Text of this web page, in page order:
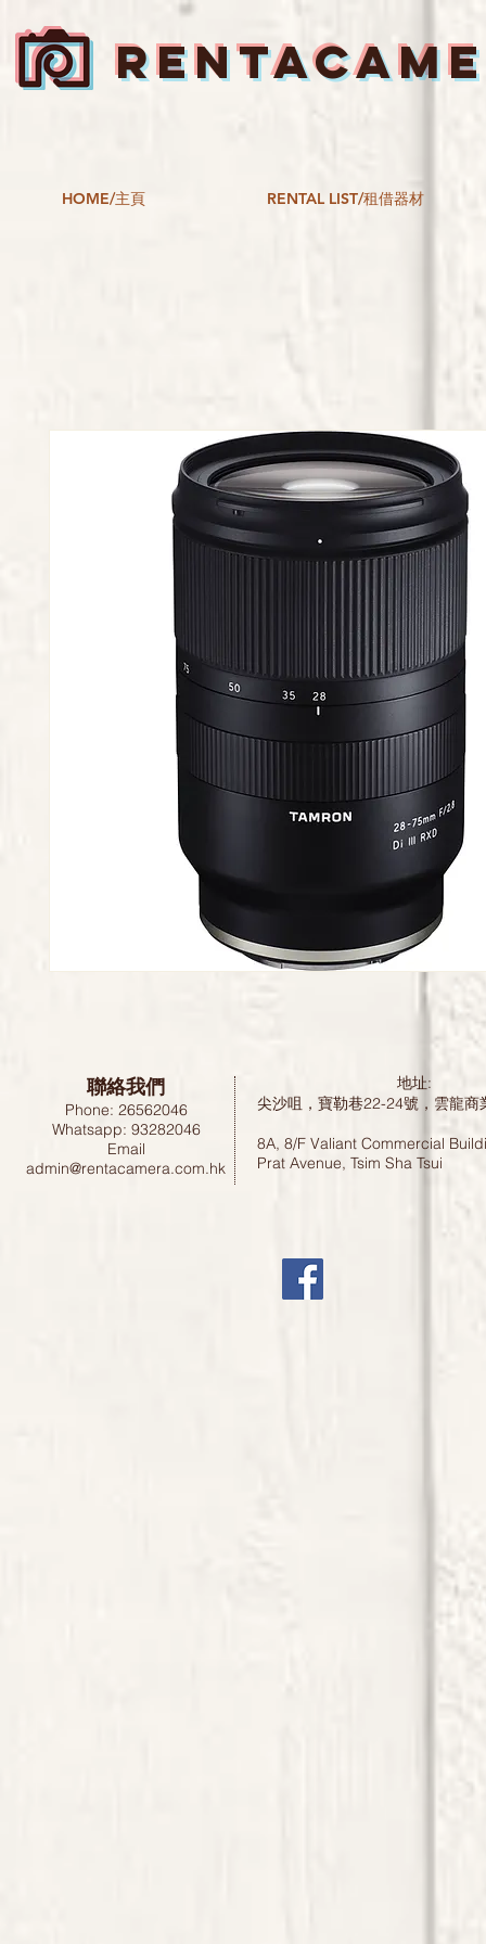
HOME/主頁 RENTAL LIST/租借器材
聯絡我們
Phone: 26562046
Whatsapp: 93282046
Email
admin@rentacamera.com.hk
地址:
尖沙咀，寶勒巷22-24號，雲龍
8A, 8/F Valiant Commercial
Prat Avenue, Tsim Sha Tsui